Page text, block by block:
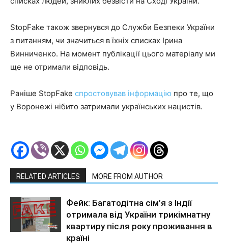
StopFake також звернувся до Служби Безпеки України
з питанням, чи значиться в їхніх списках Ірина
Винниченко. На момент публікації цього матеріалу ми
ще не отримали відповідь.
Раніше StopFake спростовував інформацію про те, що
у Воронежі нібито затримали українських нацистів.
RELATED ARTICLES MORE FROM AUTHOR
Фейк: Багатодітна сім’я з Індії
отримала від України трикімнатну
квартиру після року проживання в
країні